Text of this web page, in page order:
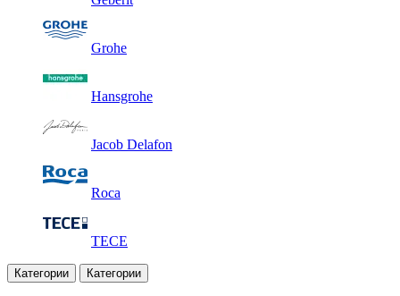
Grohe
Hansgrohe
Jacob Delafon
Roca
TECE
Категории Категории